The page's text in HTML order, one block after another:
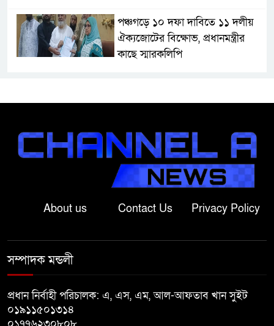
পঞ্চগড়ে ১০ দফা দাবিতে ১১ দলীয়
ঐক্যজোটের বিক্ষোভ, প্রধানমন্ত্রীর
কাছে স্মারকলিপি
ঘণ্টার ব্যবধানে স্ত্রীরও মৃত্যু, শোকে
বাংলাদেশের মাটিতে আর কোনোদিন
ফ্যাসিস্টের স্থান হবে না: নাটোরে হুইপ
দুলু
লালপুরে নারীর ১ লাখ ৮০ হাজার টাকা
অভিযোগে বাগাতিপাড়ায় মানববন্ধন
About us Contact Us Privacy Policy
সম্পাদক মন্ডলী
প্রধান নির্বাহী পরিচালক: এ, এস, এম, আল-আফতাব খান সুইট
০১৯১১৫০১৩১৪